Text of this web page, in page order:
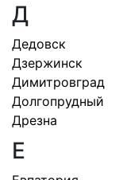
Д
Дедовск
Дзержинск
Димитровград
Долгопрудный
Дрезна
Е